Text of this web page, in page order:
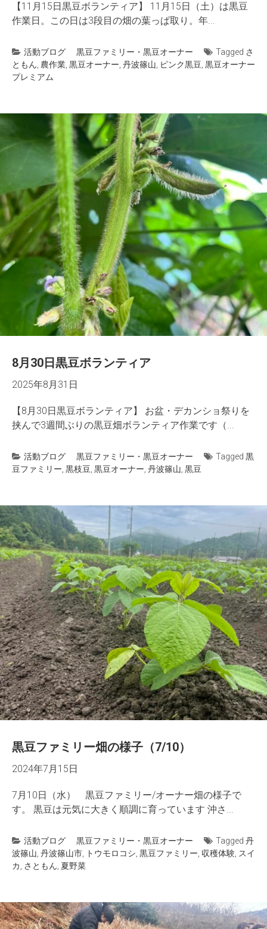
【11月15日黒豆ボランティア】 11月15日（土）は黒豆
作業日。この日は3段目の畑の葉っぱ取り。年...
活動ブログ 黒豆ファミリー・黒豆オーナー Tagged さ
ともん 農作業 黒豆オーナー 丹波篠山 ピンク黒豆 黒豆オーナー
プレミアム
8月30日黒豆ボランティア
2025年8月31日
【8月30日黒豆ボランティア】 お盆・デカンショ祭りを
挟んで3週間ぶりの黒豆畑ボランティア作業です（...
活動ブログ 黒豆ファミリー・黒豆オーナー Tagged 黒
豆ファミリー, 黒枝豆, 黒豆オーナー, 丹波篠山, 黒豆
黒豆ファミリー畑の様子（7/10）
2024年7月15日
7月10日（水） 黒豆ファミリー/オーナー畑の様子で
す。 黒豆は元気に大きく順調に育っています 沖さ...
活動ブログ 黒豆ファミリー・黒豆オーナー Tagged 丹
波篠山, 丹波篠山市, トウモロコシ, 黒豆ファミリー, 収穫体験, スイ
カ, さともん, 夏野菜